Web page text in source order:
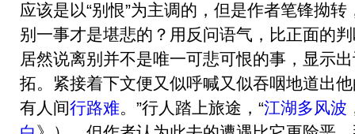
应该是以“别恨”为主调的，但是作者笔锋拗
别一事才是堪悲的？用反问语气，比正面的
居然说离别并不是唯一可悲可恨的事，显示
拓。紧接着下文便又似呼喊又似吞咽地道出他
有人间行路难。”行人踏上旅途，“江湖多风波